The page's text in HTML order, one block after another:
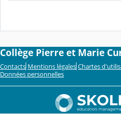
Collège Pierre et Marie
Contacts Mentions légales Chartes
Données personnelles